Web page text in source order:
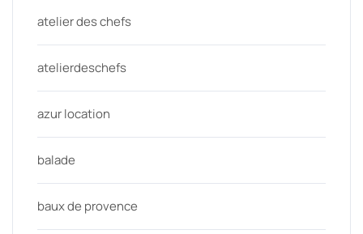
atelier des chefs
atelierdeschefs
azur location
balade
baux de provence